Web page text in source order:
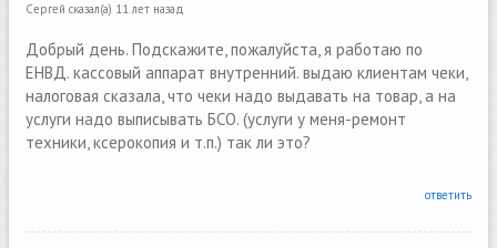
Сергей сказал(а) 11 лет назад
Добрый день. Подскажите, пожалуйста, я работаю по
ЕНВД. кассовый аппарат внутренний. выдаю клиентам чеки,
налоговая сказала, что чеки надо выдавать на товар, а на
услуги надо выписывать БСО. (услуги у меня-ремонт
техники, ксерокопия и т.п.) так ли это?
ответить